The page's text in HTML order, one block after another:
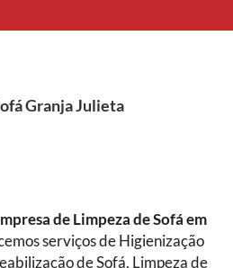
Granja Julieta
de Limpeza de Sofá em
serviços de Higienização
de Sofá, Limpeza de